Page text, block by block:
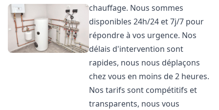
chauffage. Nous sommes
disponibles 24h/24 et 7j/7 pour
répondre à vos urgence. Nos
délais d'intervention sont
rapides, nous nous déplaçons
chez vous en moins de 2 heures.
Nos tarifs sont compétitifs et
transparents, nous vous